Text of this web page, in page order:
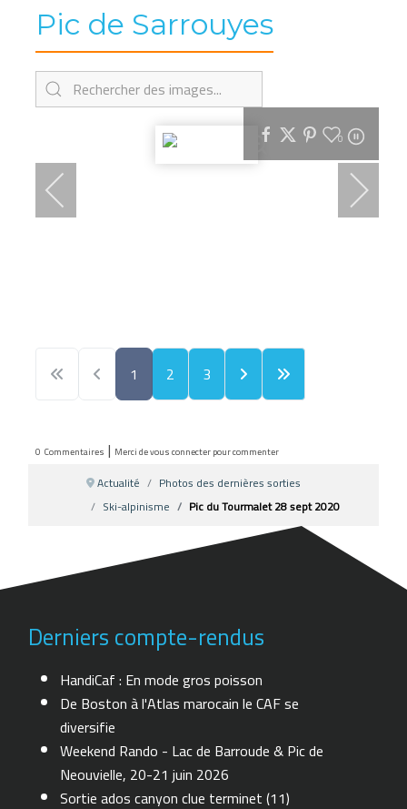
Pic de Sarrouyes
0
1 2 3
0 Commentaires | Merci de vous connecter pour commenter
Actualité
Photos des dernières sorties
Ski-alpinisme
Pic du Tourmalet 28 sept 2020
Derniers compte-rendus
HandiCaf : En mode gros poisson
De Boston à l'Atlas marocain le CAF se
diversifie
Weekend Rando - Lac de Barroude & Pic de
Neouvielle, 20-21 juin 2026
Sortie ados canyon clue terminet (11)